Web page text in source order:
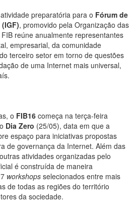
preparatória para o Fórum de
, promovido pela Organização das
reúne anualmente representantes
empresarial, da comunidade
terceiro setor em torno de questões
de uma Internet mais universal,
o FIB16 começa na terça-feira
Dia Zero (25/05), data em que a
espaço para iniciativas propostas
de governança da Internet. Além das
atividades organizadas pelo
é construída de maneira
workshops selecionados entre mais
de todas as regiões do território
da sociedade.